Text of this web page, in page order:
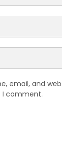
email, and
comment.